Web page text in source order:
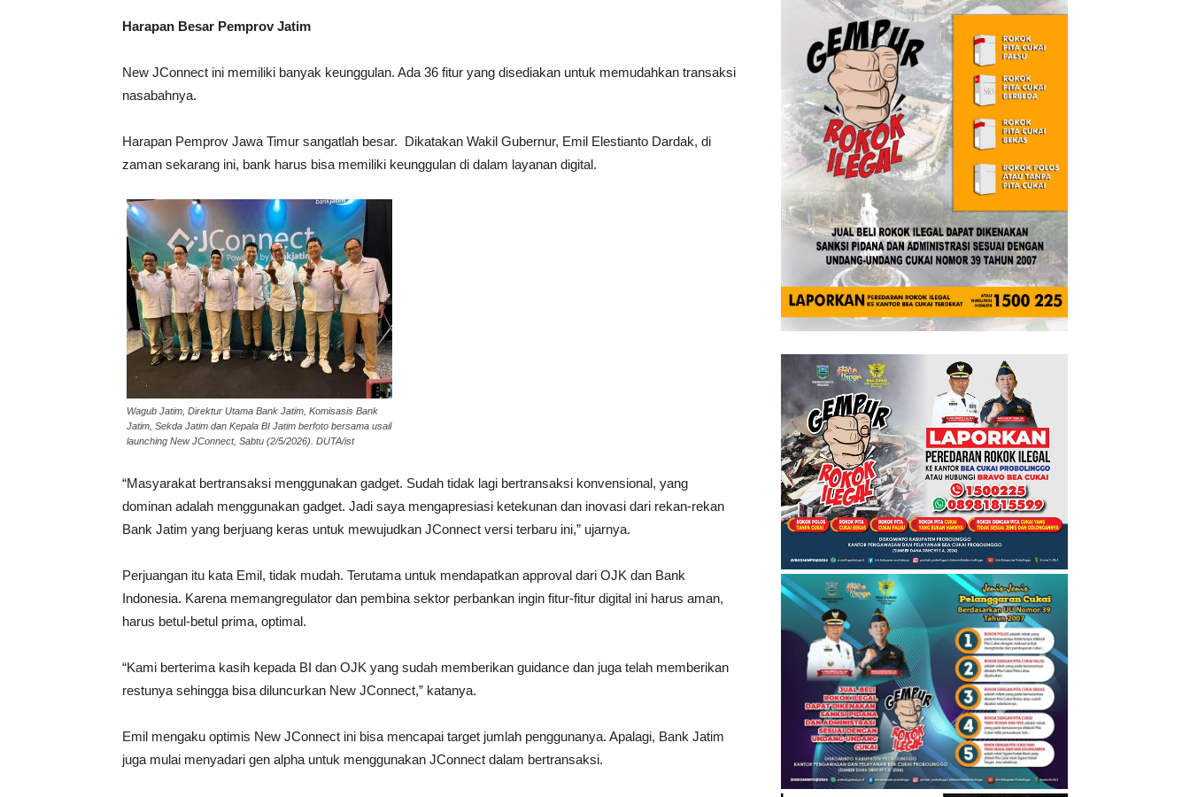
Harapan Besar Pemprov Jatim
New JConnect ini memiliki banyak keunggulan. Ada 36 fitur yang disediakan untuk memudahkan transaksi
nasabahnya.
Harapan Pemprov Jawa Timur sangatlah besar. Dikatakan Wakil Gubernur, Emil Elestianto Dardak, di
zaman sekarang ini, bank harus bisa memiliki keunggulan di dalam layanan digital.
Wagub Jatim, Direktur Utama Bank Jatim, Komisasis Bank
Jatim, Sekda Jatim dan Kepala BI Jatim berfoto bersama usail
launching New JConnect, Sabtu (2/5/2026). DUTA/ist
“Masyarakat bertransaksi menggunakan gadget. Sudah tidak lagi bertransaksi konvensional, yang
dominan adalah menggunakan gadget. Jadi saya mengapresiasi ketekunan dan inovasi dari rekan-rekan
Bank Jatim yang berjuang keras untuk mewujudkan JConnect versi terbaru ini,” ujarnya.
Perjuangan itu kata Emil, tidak mudah. Terutama untuk mendapatkan approval dari OJK dan Bank
Indonesia. Karena memangregulator dan pembina sektor perbankan ingin fitur-fitur digital ini harus aman,
harus betul-betul prima, optimal.
“Kami berterima kasih kepada BI dan OJK yang sudah memberikan guidance dan juga telah memberikan
restunya sehingga bisa diluncurkan New JConnect,” katanya.
Emil mengaku optimis New JConnect ini bisa mencapai target jumlah penggunanya. Apalagi, Bank Jatim
juga mulai menyadari gen alpha untuk menggunakan JConnect dalam bertransaksi.